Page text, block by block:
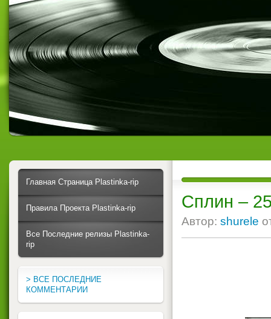
Сплин ‎–
Автор: shurele
Главная Страница Plastinka-rip
Правила Проекта Plastinka-rip
Все Последние релизы Plastinka-
rip
> ВСЕ ПОСЛЕДНИЕ
КОММЕНТАРИИ